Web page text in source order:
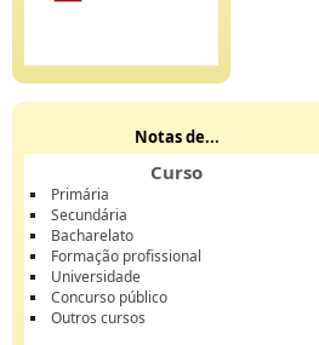
Notas de...
Curso
Primária
Secundária
Bacharelato
Formação profissional
Universidade
Concurso público
Outros cursos